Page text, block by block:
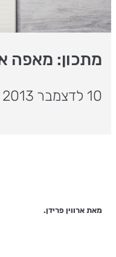
מתכון: מאפה
10 לדצמבר 2013
מאת ארווין פרידן.